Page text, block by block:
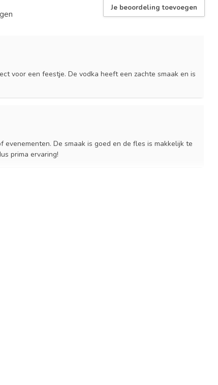
Je beoordeling toevoegen
voor een feestje. De vodka heeft een zachte smaak en is
De smaak is goed en de fles is makkelijk te
prima ervaring!